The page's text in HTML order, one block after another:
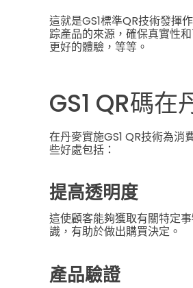
這就是GS1標準QR技術發揮
踪產品的來源，確保真實性
更好的體驗，等等。
GS1 QR碼
在丹麥實施GS1 QR技術為消
些好處包括：
提高透明度
這使顧客能夠獲取有關特定
識，有助於做出購買決定。
產品驗證